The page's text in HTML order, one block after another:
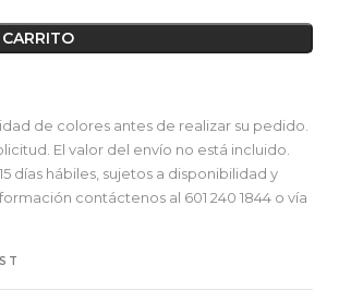
de colores antes de realizar su pedido.
El valor del envío no está incluido.
días hábiles, sujetos a disponibilidad y
contáctenos al 601 240 1844 o vía